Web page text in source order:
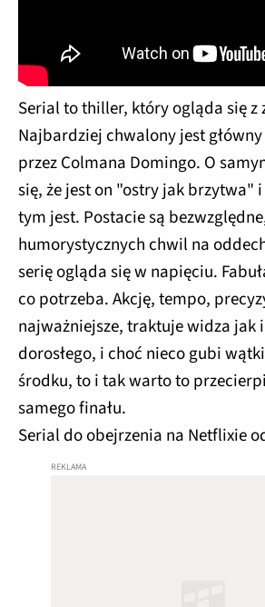
Serial to thiller, który ogląda się
Najbardziej chwalony jest
przez Colmana Domingo. O
się, że jest on "ostry jak brzytwa"
tym jest. Postacie są
humorystycznych chwil na
serię ogląda się w napięciu.
co potrzeba. Akcję, tempo,
najważniejsze, traktuje widza jak
dorosłego, i choć nieco gubi
środku, to i tak warto to
samego finału.
Serial do obejrzenia na Netflixie